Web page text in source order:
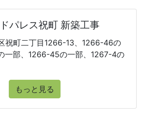
パレス祝町 新築工事
祝町二丁目1266-13、1266-46の
一部、1266-45の一部、1267-4の
もっと見る